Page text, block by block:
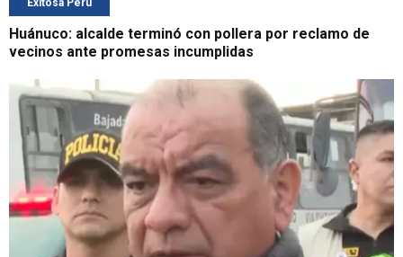
Exitosa Perú
Huánuco: alcalde terminó con pollera por reclamo de
vecinos ante promesas incumplidas